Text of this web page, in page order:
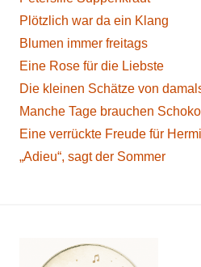
Plötzlich war da ein Klang
Blumen immer freitags
Eine Rose für die Liebste
Die kleinen Schätze von
Manche Tage brauchen
Eine verrückte Freude für
„Adieu“, sagt der Sommer